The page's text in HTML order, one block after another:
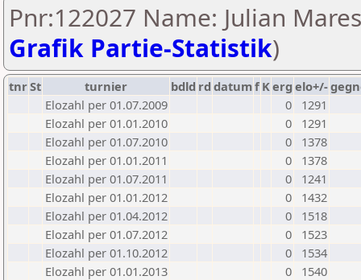
Pnr:122027 Name: Julian
Grafik Partie-Statistik)
tnrSt turnier bdld rd datumf Kerg elo+/-
Elozahl per 01.07.2009
0
1291
Elozahl per 01.01.2010
0
1291
Elozahl per 01.07.2010
0
1378
Elozahl per 01.01.2011
0
1378
Elozahl per 01.07.2011
0
1241
Elozahl per 01.01.2012
0
1432
Elozahl per 01.04.2012
0
1518
Elozahl per 01.07.2012
0
1523
Elozahl per 01.10.2012
0
1534
Elozahl per 01.01.2013
0
1540